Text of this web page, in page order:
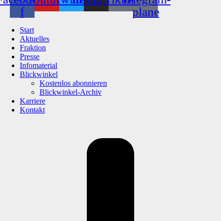
f
plane
Start
Aktuelles
Fraktion
Presse
Infomaterial
Blickwinkel
Kostenlos abonnieren
Blickwinkel-Archiv
Karriere
Kontakt